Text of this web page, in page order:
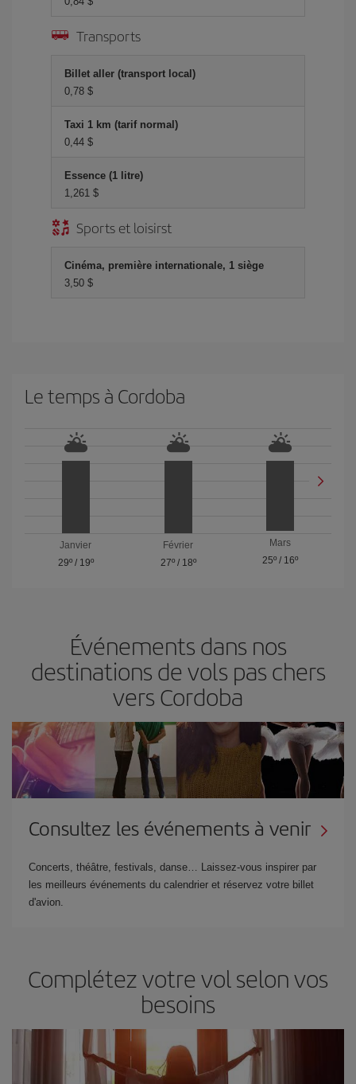
Transports
Billet aller (transport local)
0,78 $
Taxi 1 km (tarif normal)
0,44 $
Essence (1 litre)
1,261 $
Sports et loisirst
Cinéma, première internationale, 1 siège
3,50 $
Le temps à Cordoba
Janvier
29º/ 19º
Février
27º/ 18º
Mars
25º / 16º
Événements dans nos
destinations de vols pas chers
vers Cordoba
Consultez les événements à venir
Concerts, théâtre, festivals, danse… Laissez-vous inspirer par
les meilleurs événements du calendrier et réservez votre billet
d'avion.
Complétez votre vol selon vos
besoins